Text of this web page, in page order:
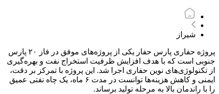
شیراز
پروژه حفاری پارس حفار یکی از پروژه‌های موفق در فاز ۲۰ پارس
جنوبی است که با هدف افزایش ظرفیت استخراج نفت و بهره‌گیری
از تکنولوژی‌های نوین حفاری اجرا شد. این پروژه با تمرکز بر دقت،
ایمنی و کاهش هزینه‌ها توانست در مدت ۶ ماه، یک چاه نفتی عمیق
را با راندمان بالا به مرحله تولید برساند.